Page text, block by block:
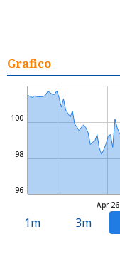
Grafico
Apr 26
96
98
100
1m 3m